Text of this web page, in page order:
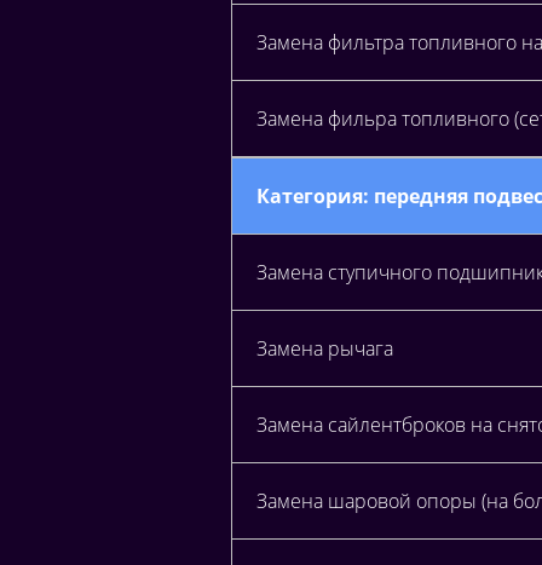
Замена фильтра топливного
Замена фильра топливного
Категория: передняя
Замена ступичного
Замена рычага
Замена сайлентброков на
Замена шаровой опоры (на